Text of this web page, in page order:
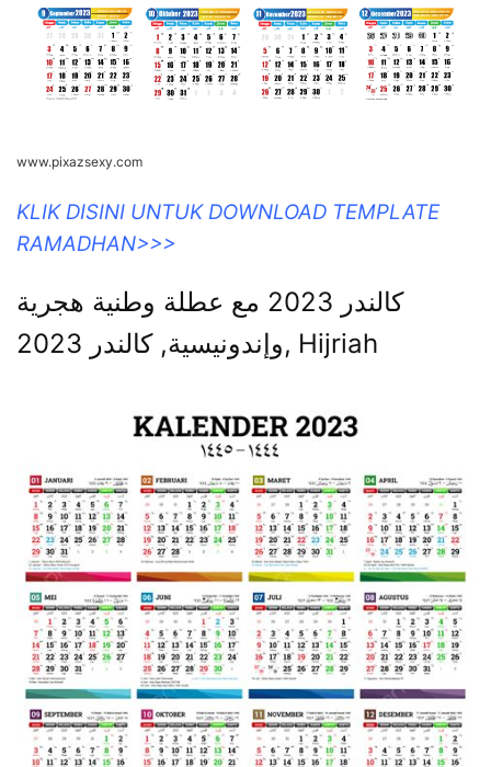
www.pixazsexy.com
KLIK DISINI UNTUK DOWNLOAD TEMPLATE
RAMADHAN>>>
كالندر 2023 مع عطلة وطنية هجرية
وإندونيسية, كالندر 2023, Hijriah